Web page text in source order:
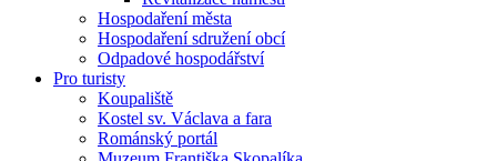
Hospodaření města
Hospodaření sdružení obcí
Odpadové hospodářství
Pro turisty
Koupaliště
Kostel sv. Václava a fara
Románský portál